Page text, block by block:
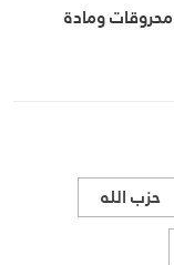
محروقات ومادة
حزب الله